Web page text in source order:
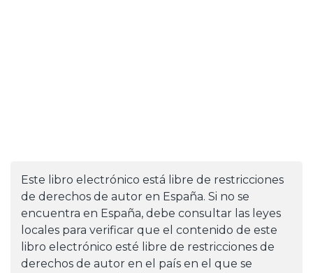
Este libro electrónico está libre de restricciones
de derechos de autor en España. Si no se
encuentra en España, debe consultar las leyes
locales para verificar que el contenido de este
libro electrónico esté libre de restricciones de
derechos de autor en el país en el que se